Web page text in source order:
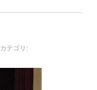
カテゴリ: